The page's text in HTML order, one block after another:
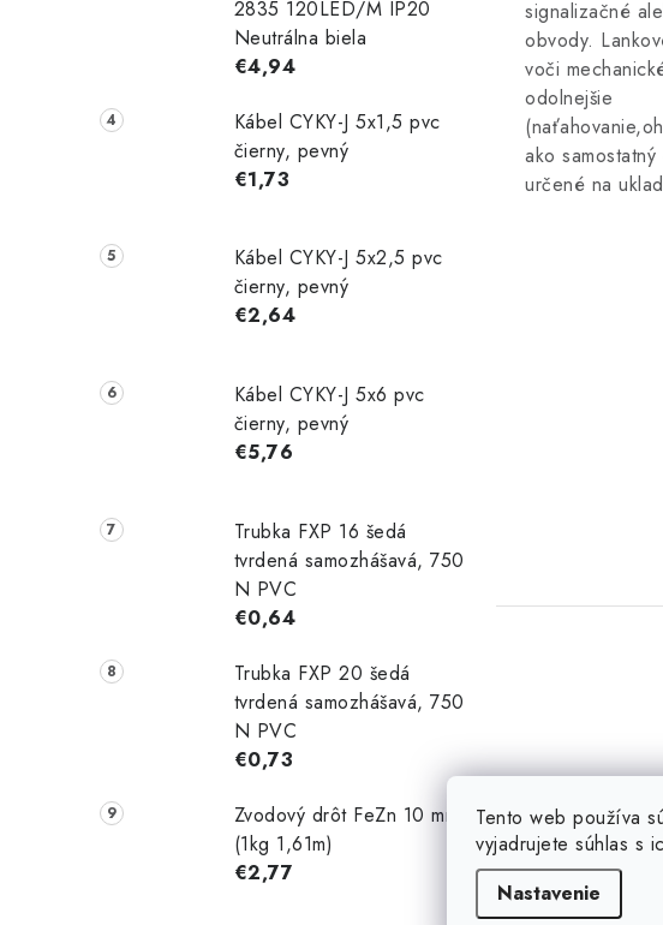
Tento web používa
vyjadrujete súhlas s
Nastavenie
2835 120LED/M IP20
Neutrálna biela
€4,94
Kábel CYKY-J 5x1,5 pvc
čierny, pevný
€1,73
Kábel CYKY-J 5x2,5 pvc
čierny, pevný
€2,64
Kábel CYKY-J 5x6 pvc
čierny, pevný
€5,76
Trubka FXP 16 šedá
tvrdená samozhášavá, 750
N PVC
€0,64
Trubka FXP 20 šedá
tvrdená samozhášavá, 750
N PVC
€0,73
Zvodový drôt FeZn 10 mm
(1kg 1,61m)
€2,77
signalizačné
obvody.
voči
odolnejšie
ako
určené na
Vodič